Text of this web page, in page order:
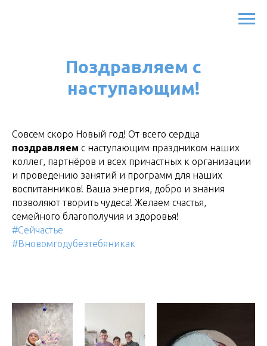
Поздравляем с
наступающим!
Совсем скоро Новый год! От всего сердца
поздравляем с наступающим праздником наших
коллег, партнёров и всех причастных к организации
и проведению занятий и программ для наших
воспитанников! Ваша энергия, добро и знания
позволяют творить чудеса! Желаем счастья,
семейного благополучия и здоровья!
#Сейчастье
#Вновомгодубезтебяникак